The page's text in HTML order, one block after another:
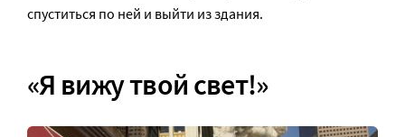
спуститься по ней и выйти из здания.
«Я вижу твой свет!»